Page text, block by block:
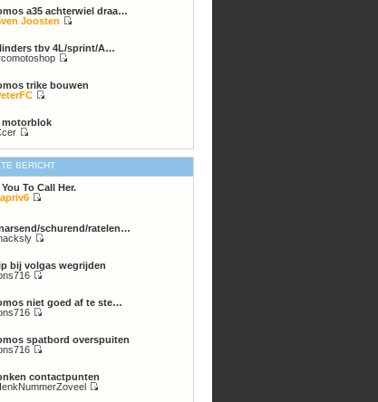
a35 achterwiel draa…
Joosten
bericht
tbv 4L/sprint/A…
bericht
trike bouwen
bericht
motorblok
laatste
bericht
BERICHT
To Call Her.
bericht
schurend/ratelen…
bericht
bij volgas wegrijden
bericht
niet goed af te ste…
bericht
spatbord overspuiten
bericht
contactpunten